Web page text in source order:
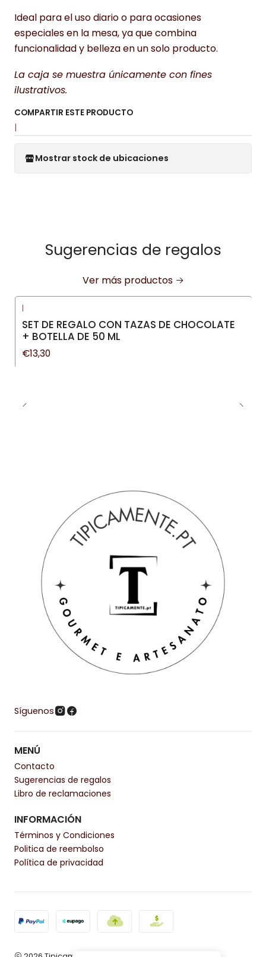
Ideal para el uso diario o para ocasiones
especiales en la mesa, ya que combina
funcionalidad y belleza en un solo producto.
La caja se muestra únicamente con fines
ilustrativos.
COMPARTIR ESTE PRODUCTO
|
Mostrar stock de ubicaciones
Sugerencias de regalos
Ver más productos
|
SET DE REGALO CON TAZAS DE CHOCOLATE
+ BOTELLA DE 50 ML
€13,30
Síguenos
MENÚ
Contacto
Sugerencias de regalos
Libro de reclamaciones
INFORMACIÓN
Términos y Condiciones
Politica de reembolso
Política de privacidad